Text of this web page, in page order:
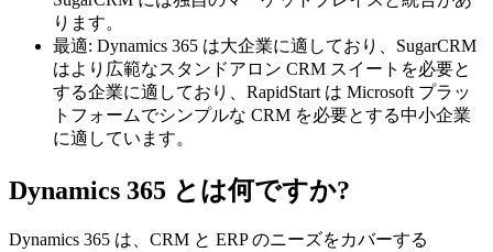
ります。
最適: Dynamics 365 は大企業に適しており、SugarCRM
はより広範なスタンドアロン CRM スイートを必要と
する企業に適しており、RapidStart は Microsoft プラッ
トフォームでシンプルな CRM を必要とする中小企業
に適しています。
Dynamics 365 とは何ですか?
Dynamics 365 は、CRM と ERP のニーズをカバーする